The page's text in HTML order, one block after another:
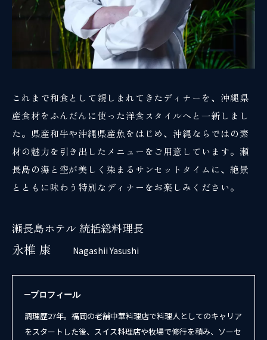
これまで和食として親しまれてきたディナーを、沖縄県
産食材をふんだんに使った洋食スタイルへと一新しまし
た。県産和牛や沖縄県産魚をはじめ、沖縄ならではの素
材の魅力を引き出したメニューをご用意しています。瀬
長島の海と空が美しく染まるサンセットタイムに、絶景
とともに味わう特別なディナーをお楽しみください。
瀬長島ホテル 統括総料理長
永椎 康 Nagashii Yasushi
プロフィール
調理歴27年。福岡の老舗中華料理店で料理人としてのキャリア
をスタートした後、スイス料理店や牧場で修行を積み、ソーセ